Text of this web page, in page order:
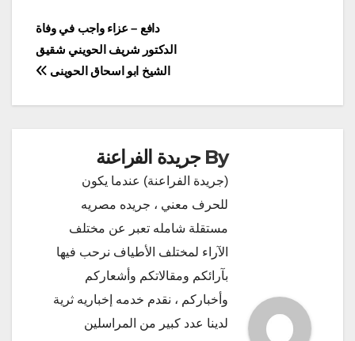
دافع – عزاء واجب في وفاة
الدكتور شريف الحويني شقيق
الشيخ ابو اسحاق الحوينى
By جريدة الفراعنة
(جريدة الفراعنة) عندما يكون
للحرف معني ، جريده مصريه
مستقلة شامله تعبر عن مختلف
الآراء لمختلف الأطياف نرحب فيها
بآرائكم ومقالاتكم وأشعاركم
وأخباركم ، نقدم خدمه إخباريه ثرية
لدينا عدد كبير من المراسلين